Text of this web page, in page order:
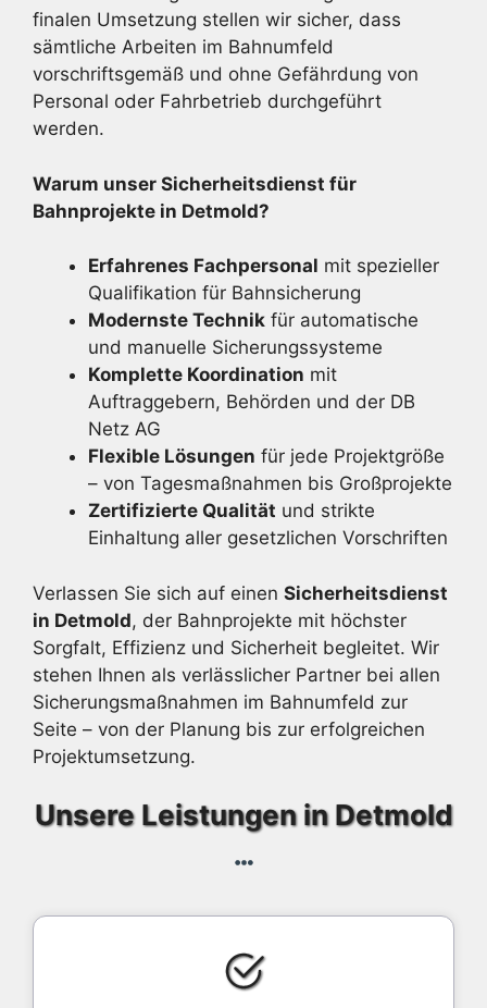
finalen Umsetzung stellen wir sicher, dass
sämtliche Arbeiten im Bahnumfeld
vorschriftsgemäß und ohne Gefährdung von
Personal oder Fahrbetrieb durchgeführt
werden.
Warum unser Sicherheitsdienst für
Bahnprojekte in Detmold?
Erfahrenes Fachpersonal mit spezieller
Qualifikation für Bahnsicherung
Modernste Technik für automatische
und manuelle Sicherungssysteme
Komplette Koordination mit
Auftraggebern, Behörden und der DB
Netz AG
Flexible Lösungen für jede Projektgröße
– von Tagesmaßnahmen bis Großprojekte
Zertifizierte Qualität und strikte
Einhaltung aller gesetzlichen Vorschriften
Verlassen Sie sich auf einen Sicherheitsdienst
in Detmold, der Bahnprojekte mit höchster
Sorgfalt, Effizienz und Sicherheit begleitet. Wir
stehen Ihnen als verlässlicher Partner bei allen
Sicherungsmaßnahmen im Bahnumfeld zur
Seite – von der Planung bis zur erfolgreichen
Projektumsetzung.
Unsere Leistungen in Detmold